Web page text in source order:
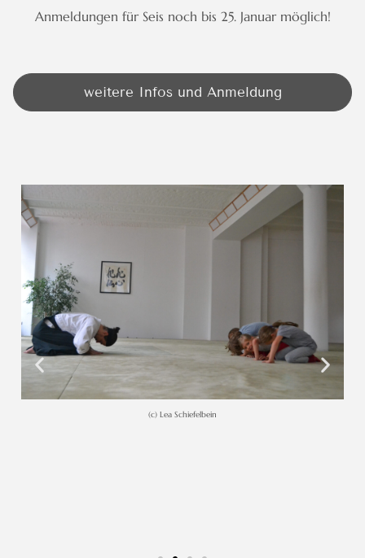
(c) Lea Schiefelbein
Anmeldungen für Seis noch bis 25. Januar möglich!
weitere Infos und Anmeldung